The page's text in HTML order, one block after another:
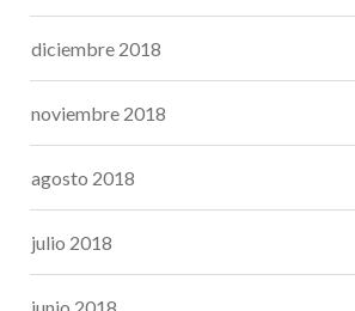
diciembre 2018
noviembre 2018
agosto 2018
julio 2018